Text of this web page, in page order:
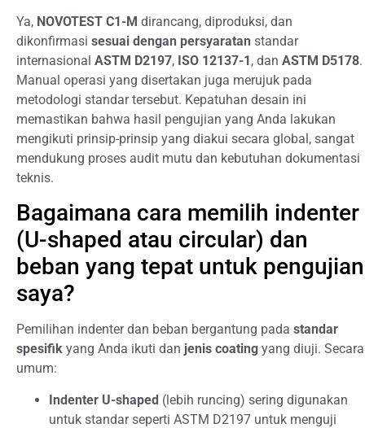
Ya, NOVOTEST C1-M dirancang, diproduksi, dan
dikonfirmasi sesuai dengan persyaratan standar
internasional ASTM D2197, ISO 12137-1, dan ASTM D5178.
Manual operasi yang disertakan juga merujuk pada
metodologi standar tersebut. Kepatuhan desain ini
memastikan bahwa hasil pengujian yang Anda lakukan
mengikuti prinsip-prinsip yang diakui secara global, sangat
mendukung proses audit mutu dan kebutuhan dokumentasi
teknis.
Bagaimana cara memilih indenter
(U-shaped atau circular) dan
beban yang tepat untuk pengujian
saya?
Pemilihan indenter dan beban bergantung pada standar
spesifik yang Anda ikuti dan jenis coating yang diuji. Secara
umum:
Indenter U-shaped (lebih runcing) sering digunakan
untuk standar seperti ASTM D2197 untuk menguji